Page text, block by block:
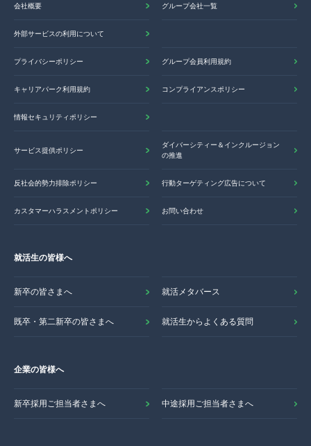
会社概要 グループ会社一覧
外部サービスの利用について
プライバシーポリシー グループ会員利用規約
キャリアパーク利用規約 コンプライアンスポリシー
情報セキュリティポリシー
サービス提供ポリシー
ダイバーシティー＆インクルージョン
の推進
反社会的勢力排除ポリシー 行動ターゲティング広告について
カスタマーハラスメントポリシー お問い合わせ
就活生の皆様へ
新卒の皆さまへ 就活メタバース
既卒・第二新卒の皆さまへ 就活生からよくある質問
企業の皆様へ
新卒採用ご担当者さまへ 中途採用ご担当者さまへ